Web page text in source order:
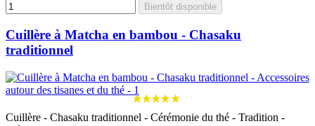
Bientôt disponible
Cuillère à Matcha en bambou - Chasaku
traditionnel
Cuillère - Chasaku traditionnel - Cérémonie du thé - Tradition -